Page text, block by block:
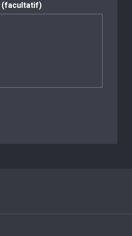
(facultatif)